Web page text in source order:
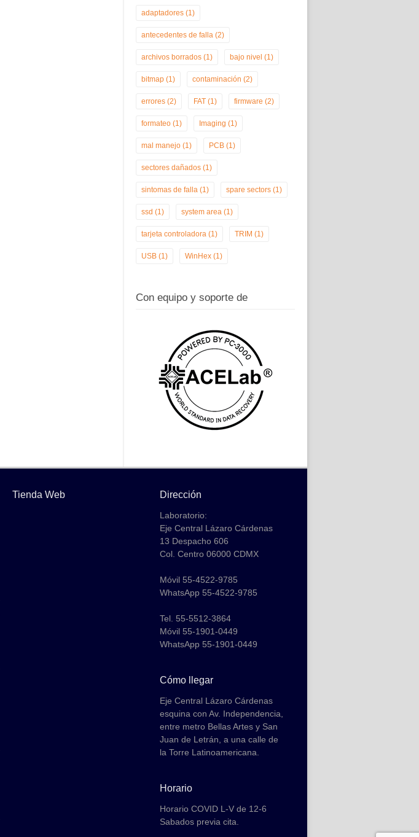
adaptadores (1)
antecedentes de falla (2)
archivos borrados (1) bajo nivel (1)
bitmap (1) contaminación (2)
errores (2) FAT (1) firmware (2)
formateo (1) Imaging (1)
mal manejo (1) PCB (1)
sectores dañados (1)
sintomas de falla (1) spare sectors (1)
ssd (1) system area (1)
tarjeta controladora (1) TRIM (1)
USB (1) WinHex (1)
Con equipo y soporte de
Tienda Web Dirección
Laboratorio:
Eje Central Lázaro Cárdenas
13 Despacho 606
Col. Centro 06000 CDMX
Móvil 55-4522-9785
WhatsApp 55-4522-9785
Tel. 55-5512-3864
Móvil 55-1901-0449
WhatsApp 55-1901-0449
Cómo llegar
Eje Central Lázaro Cárdenas
esquina con Av. Independencia,
entre metro Bellas Artes y San
Juan de Letrán, a una calle de
la Torre Latinoamericana.
Horario
Horario COVID L-V de 12-6
Sabados previa cita.